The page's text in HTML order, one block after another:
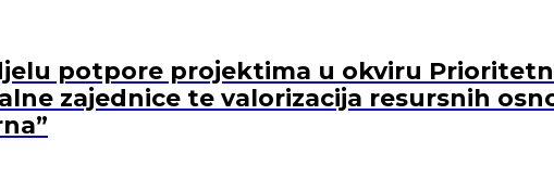
potpore projektima u okviru
zajednice te valorizacija resursnih